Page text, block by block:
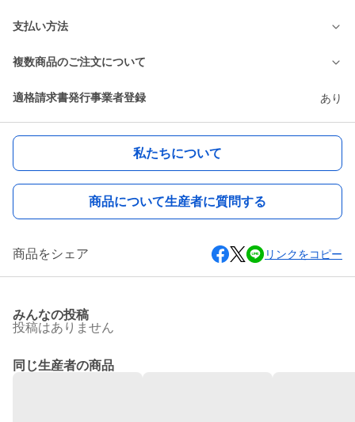
支払い方法
複数商品のご注文について
適格請求書発行事業者登録 あり
私たちについて
商品について生産者に質問する
商品をシェア リンクをコピー
みんなの投稿
投稿はありません
同じ生産者の商品